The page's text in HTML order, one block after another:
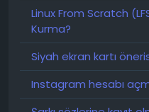
Linux From Scratch
Kurma?
Siyah ekran kartı
Instagram hesabı